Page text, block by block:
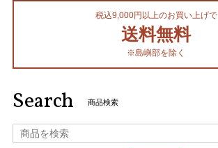
税込9,000円以上のお買い上げで
送料無料
※島嶼部を除く
Search 商品検索